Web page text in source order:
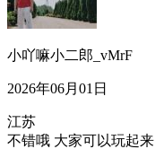
小吖嘛小二郎_vMrF
2026年06月01日
江苏
不错哦 大家可以玩起来